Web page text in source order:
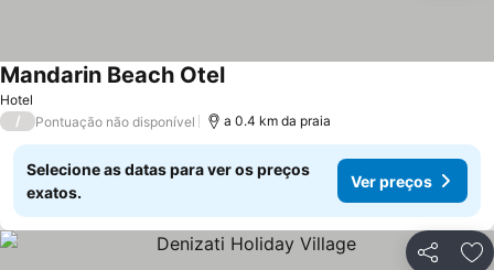
Hotel
Mandarin Beach Otel
/ Pontuação não disponível a 0.4 km da praia
Selecione as datas para ver os preços
exatos.
Ver preços
Partilhar